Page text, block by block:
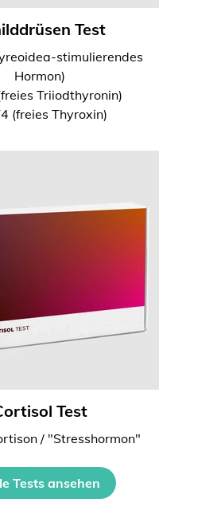
Test
stimulierendes
Hormon)
Triiodthyronin)
(freies Thyroxin)
Test
/ "Stresshormon"
Tests ansehen